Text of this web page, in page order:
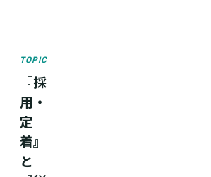
TOPIC
『採
用・
定
着』
と